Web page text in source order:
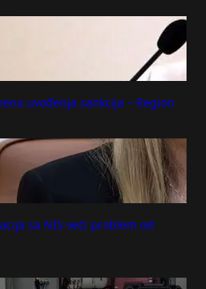
uvođenja sankcija – Region
sa NIS veći problem od